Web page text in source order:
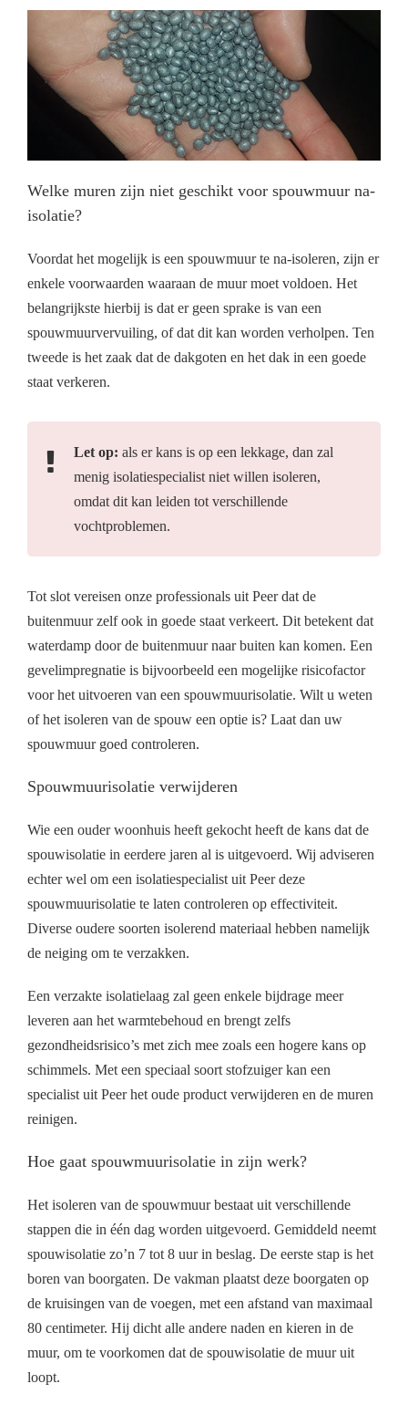
Welke muren zijn niet geschikt voor spouwmuur na-
isolatie?
Voordat het mogelijk is een spouwmuur te na-isoleren, zijn er
enkele voorwaarden waaraan de muur moet voldoen. Het
belangrijkste hierbij is dat er geen sprake is van een
spouwmuurvervuiling, of dat dit kan worden verholpen. Ten
tweede is het zaak dat de dakgoten en het dak in een goede
staat verkeren.
Let op: als er kans is op een lekkage, dan zal
menig isolatiespecialist niet willen isoleren,
omdat dit kan leiden tot verschillende
vochtproblemen.
Tot slot vereisen onze professionals uit Peer dat de
buitenmuur zelf ook in goede staat verkeert. Dit betekent dat
waterdamp door de buitenmuur naar buiten kan komen. Een
gevelimpregnatie is bijvoorbeeld een mogelijke risicofactor
voor het uitvoeren van een spouwmuurisolatie. Wilt u weten
of het isoleren van de spouw een optie is? Laat dan uw
spouwmuur goed controleren.
Spouwmuurisolatie verwijderen
Wie een ouder woonhuis heeft gekocht heeft de kans dat de
spouwisolatie in eerdere jaren al is uitgevoerd. Wij adviseren
echter wel om een isolatiespecialist uit Peer deze
spouwmuurisolatie te laten controleren op effectiviteit.
Diverse oudere soorten isolerend materiaal hebben namelijk
de neiging om te verzakken.
Een verzakte isolatielaag zal geen enkele bijdrage meer
leveren aan het warmtebehoud en brengt zelfs
gezondheidsrisico’s met zich mee zoals een hogere kans op
schimmels. Met een speciaal soort stofzuiger kan een
specialist uit Peer het oude product verwijderen en de muren
reinigen.
Hoe gaat spouwmuurisolatie in zijn werk?
Het isoleren van de spouwmuur bestaat uit verschillende
stappen die in één dag worden uitgevoerd. Gemiddeld neemt
spouwisolatie zo’n 7 tot 8 uur in beslag. De eerste stap is het
boren van boorgaten. De vakman plaatst deze boorgaten op
de kruisingen van de voegen, met een afstand van maximaal
80 centimeter. Hij dicht alle andere naden en kieren in de
muur, om te voorkomen dat de spouwisolatie de muur uit
loopt.